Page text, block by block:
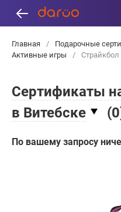
Главная / Подарочные
Активные игры
/ Страйкбол
Сертификаты
в Витебске
(0
По вашему запросу